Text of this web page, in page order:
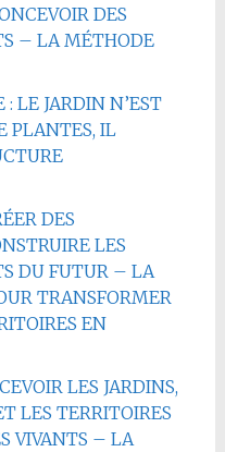
DES
– LA MÉTHODE
LE JARDIN N’EST
PLANTES, IL
DES
LES
DU FUTUR – LA
TRANSFORMER
EN
LES JARDINS,
LES TERRITOIRES
VIVANTS – LA